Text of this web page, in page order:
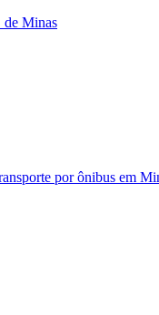
de Minas
por ônibus em